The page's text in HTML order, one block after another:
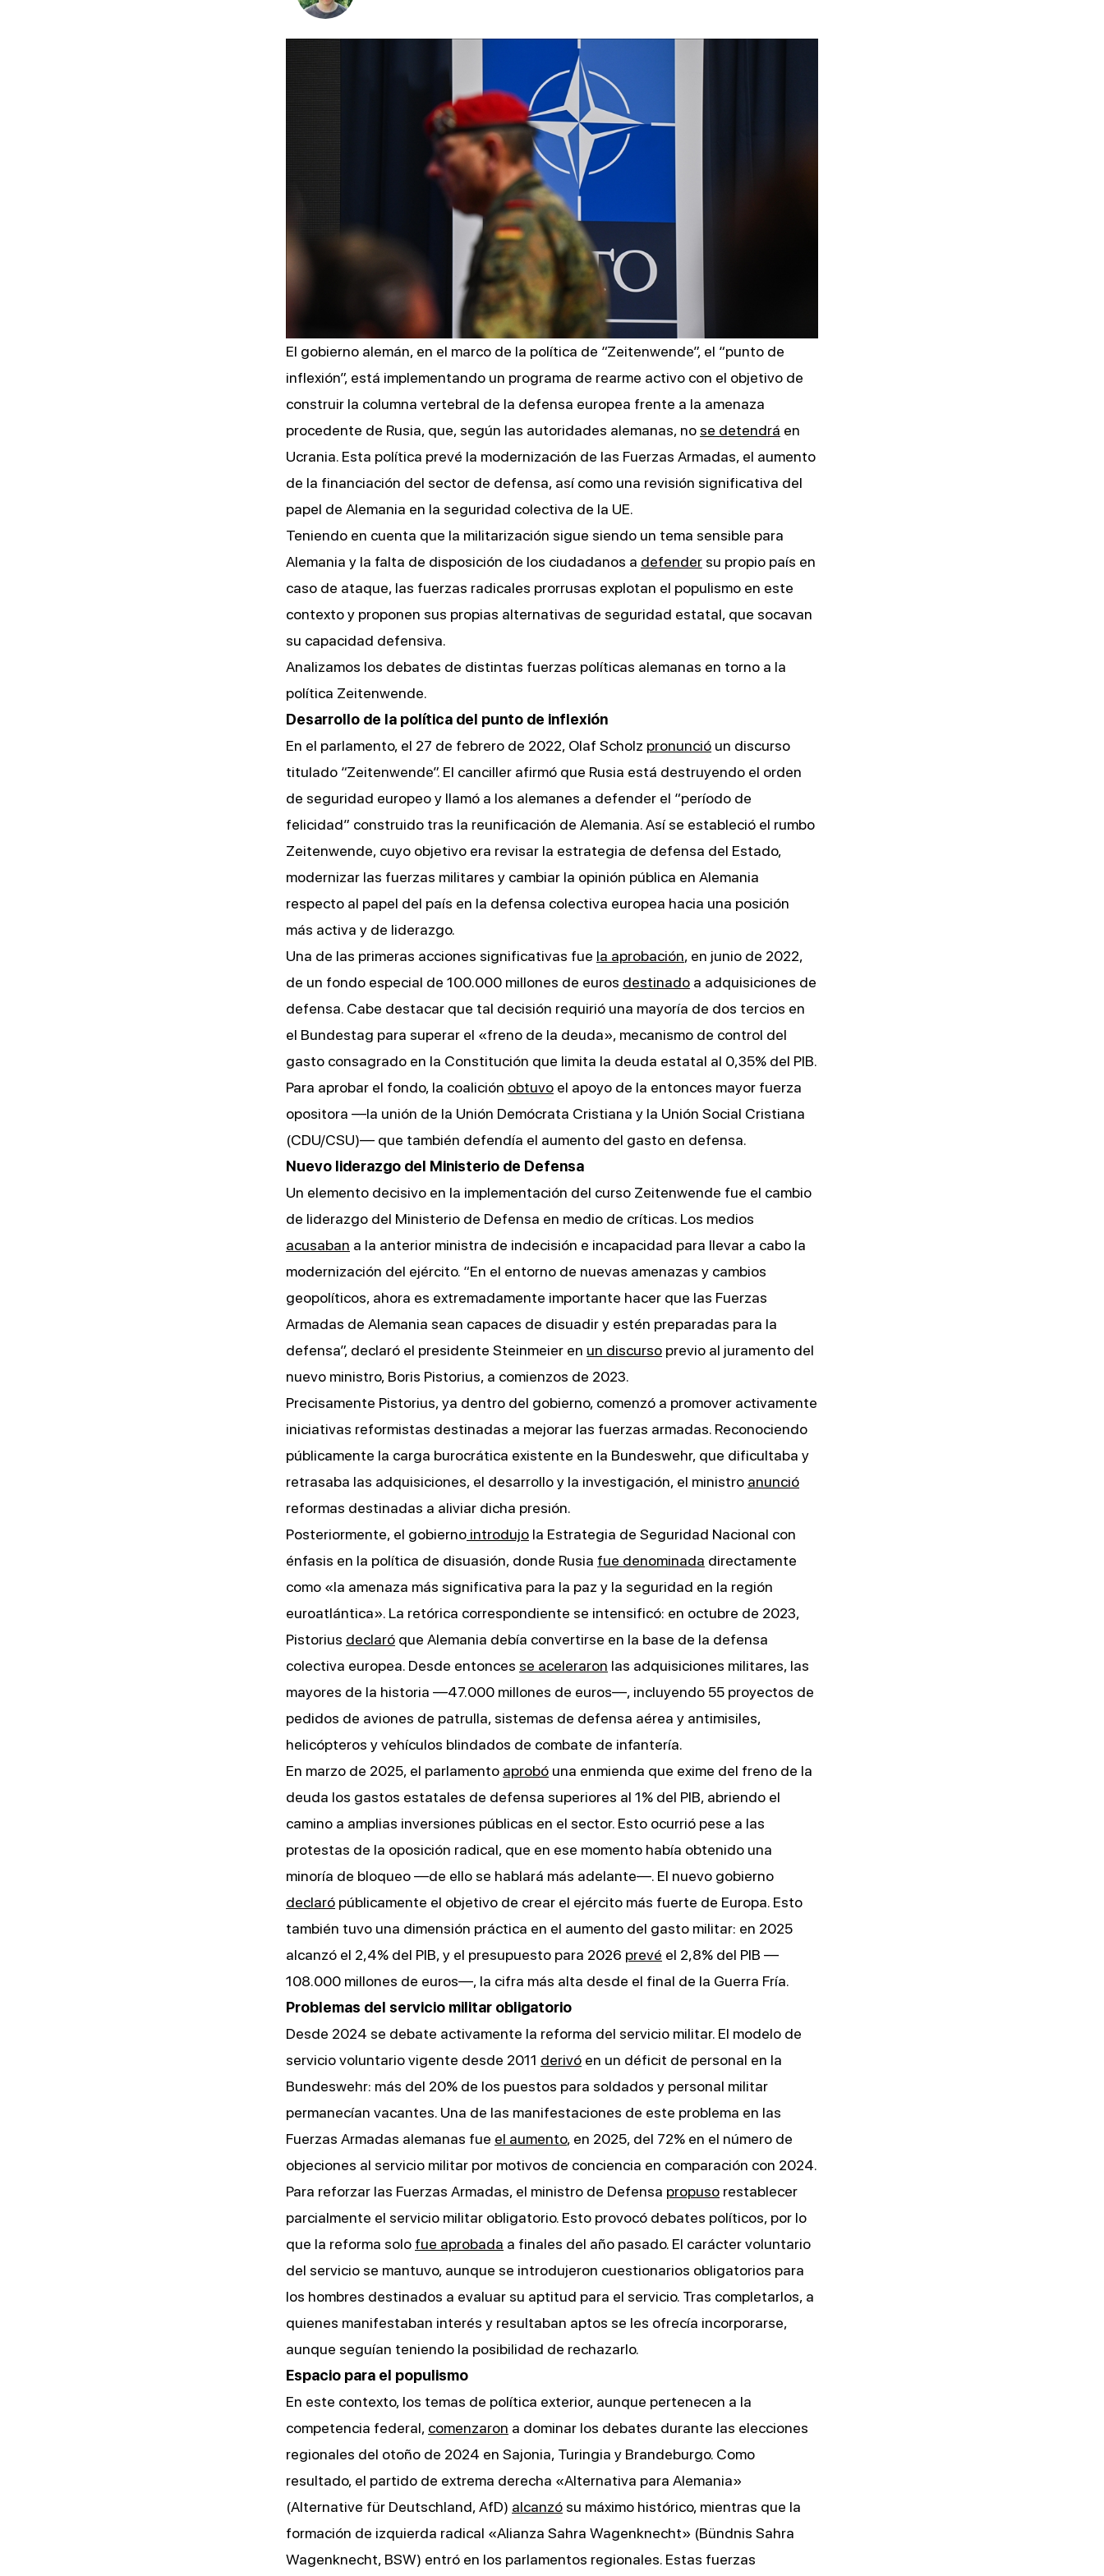
El gobierno alemán, en el marco de la política de “Zeitenwende”, el “punto de
inflexión”, está implementando un programa de rearme activo con el objetivo de
construir la columna vertebral de la defensa europea frente a la amenaza
procedente de Rusia, que, según las autoridades alemanas, no se detendrá en
Ucrania. Esta política prevé la modernización de las Fuerzas Armadas, el aumento
de la financiación del sector de defensa, así como una revisión significativa del
papel de Alemania en la seguridad colectiva de la UE.
Teniendo en cuenta que la militarización sigue siendo un tema sensible para
Alemania y la falta de disposición de los ciudadanos a defender su propio país en
caso de ataque, las fuerzas radicales prorrusas explotan el populismo en este
contexto y proponen sus propias alternativas de seguridad estatal, que socavan
su capacidad defensiva.
Analizamos los debates de distintas fuerzas políticas alemanas en torno a la
política Zeitenwende.
Desarrollo de la política del punto de inflexión
En el parlamento, el 27 de febrero de 2022, Olaf Scholz pronunció un discurso
titulado “Zeitenwende”. El canciller afirmó que Rusia está destruyendo el orden
de seguridad europeo y llamó a los alemanes a defender el “período de
felicidad” construido tras la reunificación de Alemania. Así se estableció el rumbo
Zeitenwende, cuyo objetivo era revisar la estrategia de defensa del Estado,
modernizar las fuerzas militares y cambiar la opinión pública en Alemania
respecto al papel del país en la defensa colectiva europea hacia una posición
más activa y de liderazgo.
Una de las primeras acciones significativas fue la aprobación, en junio de 2022,
de un fondo especial de 100.000 millones de euros destinado a adquisiciones de
defensa. Cabe destacar que tal decisión requirió una mayoría de dos tercios en
el Bundestag para superar el «freno de la deuda», mecanismo de control del
gasto consagrado en la Constitución que limita la deuda estatal al 0,35% del PIB.
Para aprobar el fondo, la coalición obtuvo el apoyo de la entonces mayor fuerza
opositora —la unión de la Unión Demócrata Cristiana y la Unión Social Cristiana
(CDU/CSU)— que también defendía el aumento del gasto en defensa.
Nuevo liderazgo del Ministerio de Defensa
Un elemento decisivo en la implementación del curso Zeitenwende fue el cambio
de liderazgo del Ministerio de Defensa en medio de críticas. Los medios
acusaban a la anterior ministra de indecisión e incapacidad para llevar a cabo la
modernización del ejército. “En el entorno de nuevas amenazas y cambios
geopolíticos, ahora es extremadamente importante hacer que las Fuerzas
Armadas de Alemania sean capaces de disuadir y estén preparadas para la
defensa”, declaró el presidente Steinmeier en un discurso previo al juramento del
nuevo ministro, Boris Pistorius, a comienzos de 2023.
Precisamente Pistorius, ya dentro del gobierno, comenzó a promover activamente
iniciativas reformistas destinadas a mejorar las fuerzas armadas. Reconociendo
públicamente la carga burocrática existente en la Bundeswehr, que dificultaba y
retrasaba las adquisiciones, el desarrollo y la investigación, el ministro anunció
reformas destinadas a aliviar dicha presión.
Posteriormente, el gobierno introdujo la Estrategia de Seguridad Nacional con
énfasis en la política de disuasión, donde Rusia fue denominada directamente
como «la amenaza más significativa para la paz y la seguridad en la región
euroatlántica». La retórica correspondiente se intensificó: en octubre de 2023,
Pistorius declaró que Alemania debía convertirse en la base de la defensa
colectiva europea. Desde entonces se aceleraron las adquisiciones militares, las
mayores de la historia —47.000 millones de euros—, incluyendo 55 proyectos de
pedidos de aviones de patrulla, sistemas de defensa aérea y antimisiles,
helicópteros y vehículos blindados de combate de infantería.
En marzo de 2025, el parlamento aprobó una enmienda que exime del freno de la
deuda los gastos estatales de defensa superiores al 1% del PIB, abriendo el
camino a amplias inversiones públicas en el sector. Esto ocurrió pese a las
protestas de la oposición radical, que en ese momento había obtenido una
minoría de bloqueo —de ello se hablará más adelante—. El nuevo gobierno
declaró públicamente el objetivo de crear el ejército más fuerte de Europa. Esto
también tuvo una dimensión práctica en el aumento del gasto militar: en 2025
alcanzó el 2,4% del PIB, y el presupuesto para 2026 prevé el 2,8% del PIB —
108.000 millones de euros—, la cifra más alta desde el final de la Guerra Fría.
Problemas del servicio militar obligatorio
Desde 2024 se debate activamente la reforma del servicio militar. El modelo de
servicio voluntario vigente desde 2011 derivó en un déficit de personal en la
Bundeswehr: más del 20% de los puestos para soldados y personal militar
permanecían vacantes. Una de las manifestaciones de este problema en las
Fuerzas Armadas alemanas fue el aumento, en 2025, del 72% en el número de
objeciones al servicio militar por motivos de conciencia en comparación con 2024.
Para reforzar las Fuerzas Armadas, el ministro de Defensa propuso restablecer
parcialmente el servicio militar obligatorio. Esto provocó debates políticos, por lo
que la reforma solo fue aprobada a finales del año pasado. El carácter voluntario
del servicio se mantuvo, aunque se introdujeron cuestionarios obligatorios para
los hombres destinados a evaluar su aptitud para el servicio. Tras completarlos, a
quienes manifestaban interés y resultaban aptos se les ofrecía incorporarse,
aunque seguían teniendo la posibilidad de rechazarlo.
Espacio para el populismo
En este contexto, los temas de política exterior, aunque pertenecen a la
competencia federal, comenzaron a dominar los debates durante las elecciones
regionales del otoño de 2024 en Sajonia, Turingia y Brandeburgo. Como
resultado, el partido de extrema derecha «Alternativa para Alemania»
(Alternative für Deutschland, AfD) alcanzó su máximo histórico, mientras que la
formación de izquierda radical «Alianza Sahra Wagenknecht» (Bündnis Sahra
Wagenknecht, BSW) entró en los parlamentos regionales. Estas fuerzas